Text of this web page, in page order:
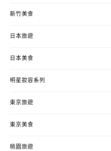
新竹美食
日本旅遊
日本美食
明星妝容系列
東京旅遊
東京美食
桃園旅遊